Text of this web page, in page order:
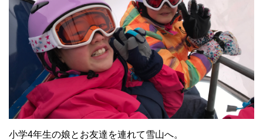
小学4年生の娘とお友達を連れて雪山へ。